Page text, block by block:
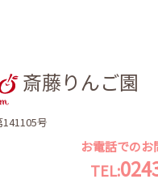
斎藤りんご園
号
お電話での
TEL: